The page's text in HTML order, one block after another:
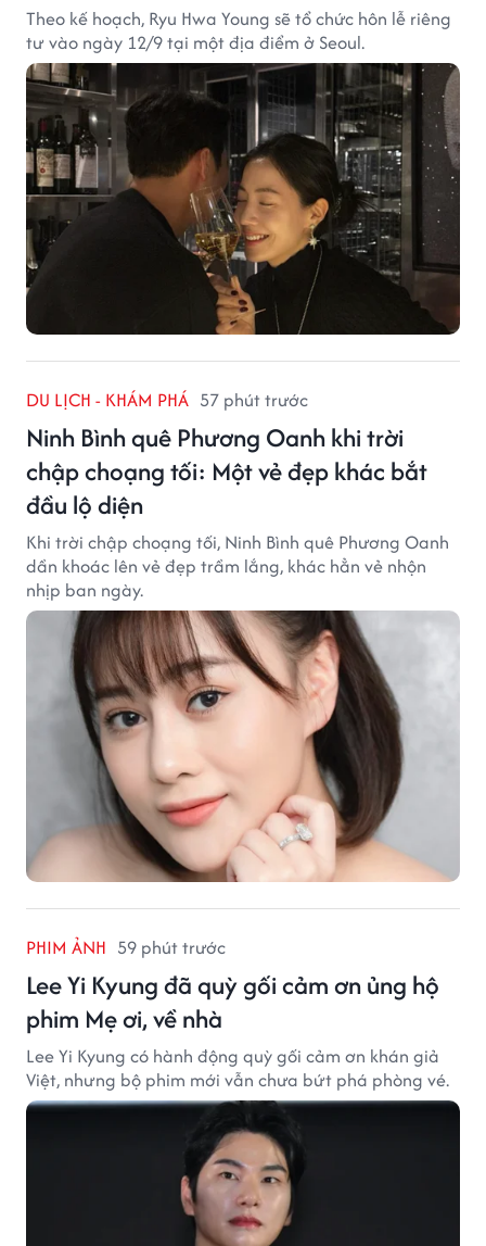
Theo kế hoạch, Ryu Hwa Young sẽ tổ chức hôn lễ riêng
tư vào ngày 12/9 tại một địa điểm ở Seoul.
DU LỊCH - KHÁM PHÁ 57 phút trước
Ninh Bình quê Phương Oanh khi trời
chập choạng tối: Một vẻ đẹp khác bắt
đầu lộ diện
Khi trời chập choạng tối, Ninh Bình quê Phương Oanh
dần khoác lên vẻ đẹp trầm lắng, khác hẳn vẻ nhộn
nhịp ban ngày.
PHIM ẢNH 59 phút trước
Lee Yi Kyung đã quỳ gối cảm ơn ủng hộ
phim Mẹ ơi, về nhà
Lee Yi Kyung có hành động quỳ gối cảm ơn khán giả
Việt, nhưng bộ phim mới vẫn chưa bứt phá phòng vé.